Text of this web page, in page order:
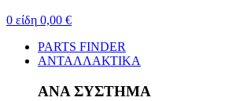
0 είδη 0,00 €
PARTS FINDER
ΑΝΤΑΛΛΑΚΤΙΚΑ
ΑΝΑ ΣΥΣΤΗΜΑ